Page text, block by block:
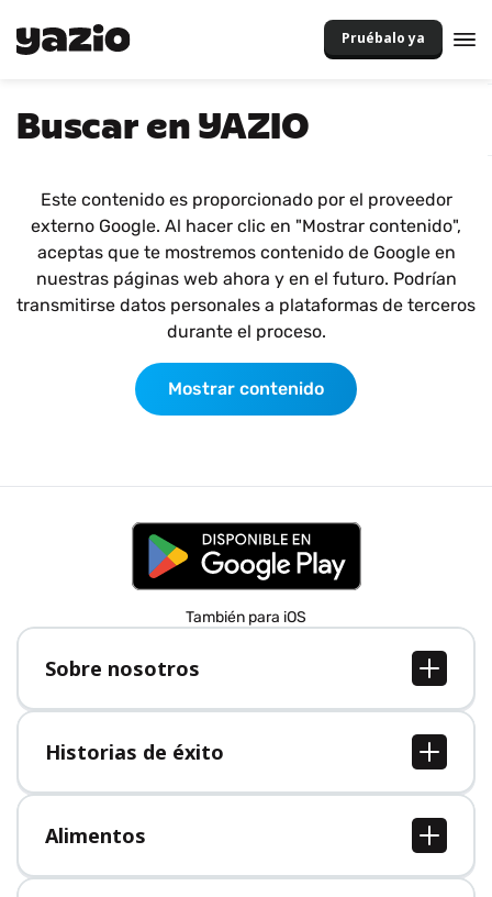
Pruébalo ya
Buscar en YAZIO
Este contenido es proporcionado por el proveedor
externo Google. Al hacer clic en "Mostrar contenido",
aceptas que te mostremos contenido de Google en
nuestras páginas web ahora y en el futuro. Podrían
transmitirse datos personales a plataformas de terceros
durante el proceso.
Mostrar contenido
También para iOS
Sobre nosotros
Sobre nosotros
Empleo
Prensa
Historias de éxito
Todas las historias de éxito
Alimentos
Todos los alimentos